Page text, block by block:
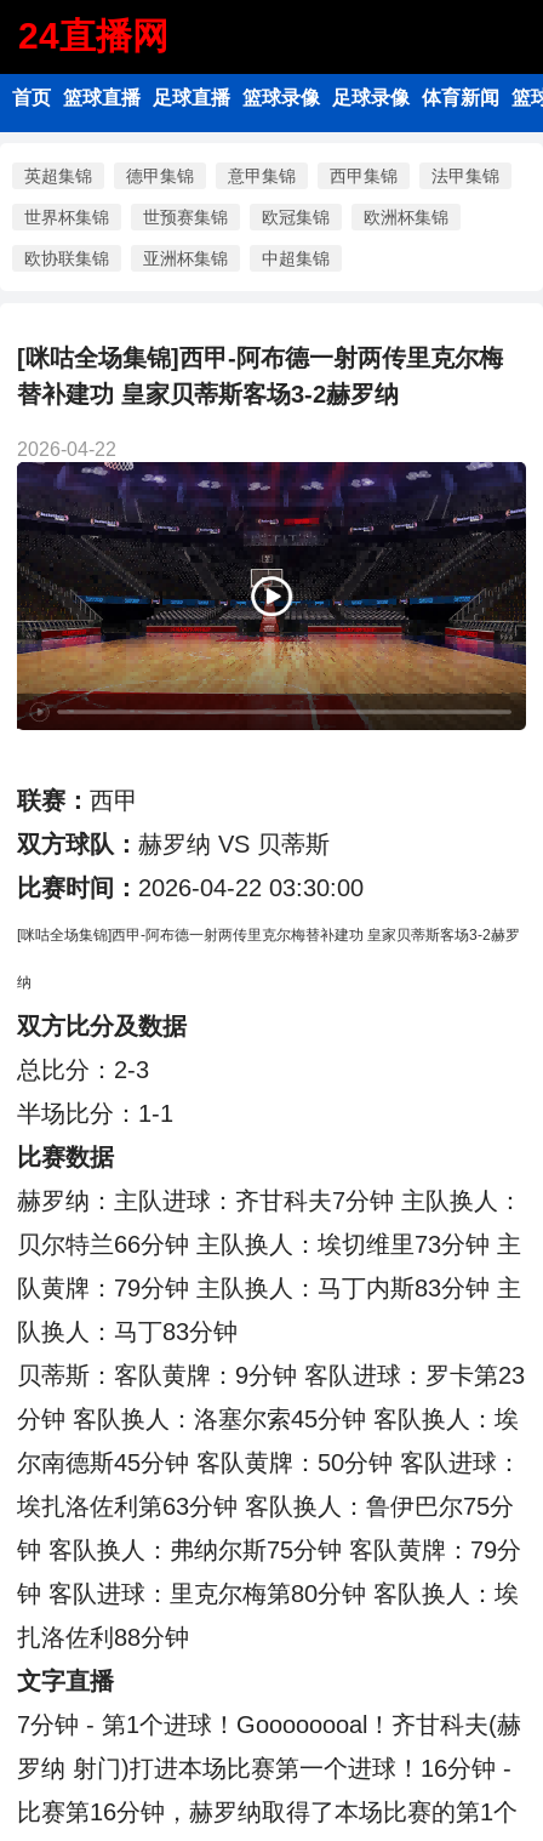
24直播网
首页 篮球直播 足球直播 篮球录像 足球录像 体育新闻 篮
英超集锦 德甲集锦 意甲集锦 西甲集锦 法甲集锦
世界杯集锦 世预赛集锦 欧冠集锦 欧洲杯集锦
欧协联集锦 亚洲杯集锦 中超集锦
[咪咕全场集锦]西甲-阿布德一射两传里克尔梅
替补建功 皇家贝蒂斯客场3-2赫罗纳
2026-04-22
联赛： 西甲
双方球队： 赫罗纳 VS 贝蒂斯
比赛时间： 2026-04-22 03:30:00
[咪咕全场集锦]西甲-阿布德一射两传里克尔梅替补建功 皇家贝蒂斯客场3-2赫罗
纳
双方比分及数据
总比分：2-3
半场比分：1-1
比赛数据
赫罗纳：主队进球：齐甘科夫7分钟 主队换人：
贝尔特兰66分钟 主队换人：埃切维里73分钟 主
队黄牌：79分钟 主队换人：马丁内斯83分钟 主
队换人：马丁83分钟
贝蒂斯：客队黄牌：9分钟 客队进球：罗卡第23
分钟 客队换人：洛塞尔索45分钟 客队换人：埃
尔南德斯45分钟 客队黄牌：50分钟 客队进球：
埃扎洛佐利第63分钟 客队换人：鲁伊巴尔75分
钟 客队换人：弗纳尔斯75分钟 客队黄牌：79分
钟 客队进球：里克尔梅第80分钟 客队换人：埃
扎洛佐利88分钟
文字直播
7分钟 - 第1个进球！Goooooooal！齐甘科夫(赫
罗纳 射门)打进本场比赛第一个进球！16分钟 -
比赛第16分钟，赫罗纳取得了本场比赛的第1个